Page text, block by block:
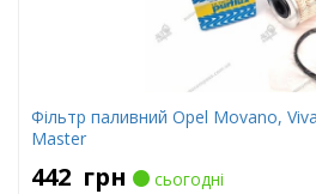
Фільтр паливний Opel Movano,
Master
442 грн
сьогодні